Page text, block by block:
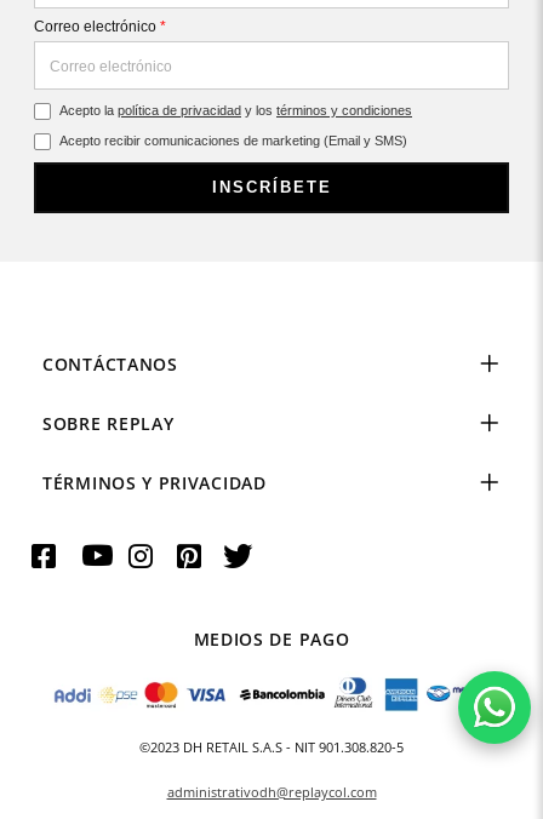
Correo electrónico *
Acepto la política de privacidad y los términos y condiciones
Acepto recibir comunicaciones de marketing (Email y SMS)
INSCRÍBETE
CONTÁCTANOS
SOBRE REPLAY
TÉRMINOS Y PRIVACIDAD
MEDIOS DE PAGO
©2023 DH RETAIL S.A.S - NIT 901.308.820-5
administrativodh@replaycol.com